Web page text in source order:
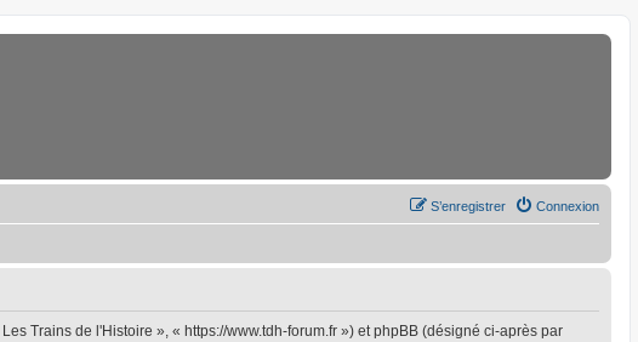
Connexion
S’enregistrer
Trains de l'Histoire », « https://www.tdh-forum.fr ») et phpBB (désigné ci-après par